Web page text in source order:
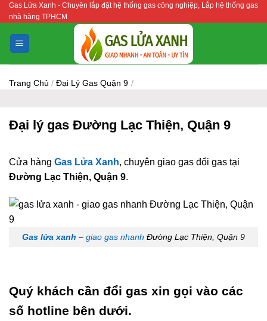
Bỏ
qua
nội
dung
Gas Lửa Xanh - Chuyên lắp đặt hệ thống gas công nghiệp, Lắp hệ thống gas
nhà hàng TPHCM
Trang Chủ / Đại Lý Gas Quận 9 /
Đại lý gas Đường Lạc Thiện, Quận 9
Cửa hàng Gas Lửa Xanh, chuyên giao gas đổi gas tại
Đường Lạc Thiện, Quận 9.
Gas lửa xanh – giao gas nhanh Đường Lạc Thiện, Quận 9
Quý khách cần đổi gas xin gọi vào các
số hotline bên dưới.